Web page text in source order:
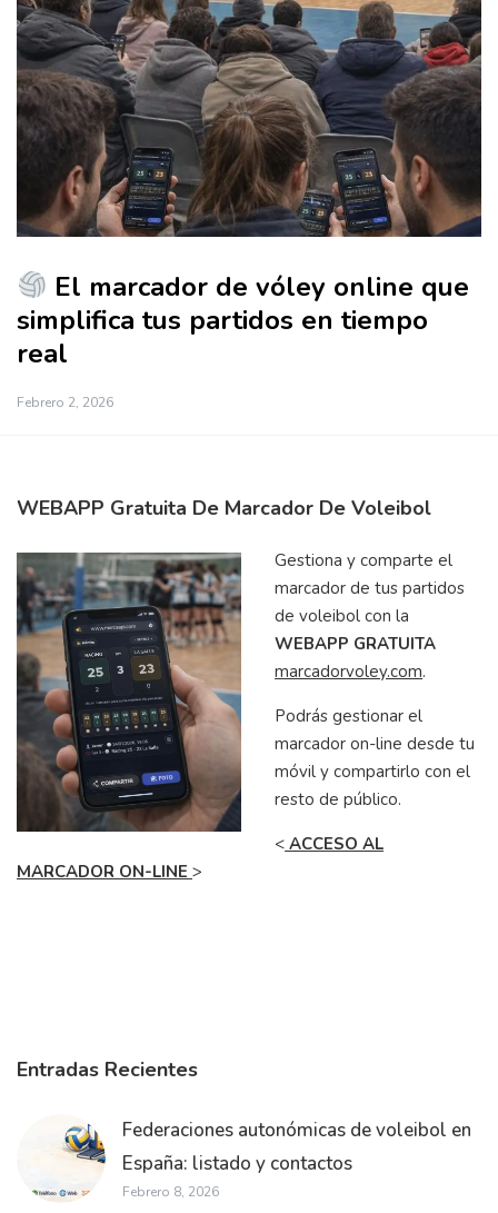
El marcador de vóley online que
simplifica tus partidos en tiempo
real
Febrero 2, 2026
WEBAPP Gratuita De Marcador De Voleibol
Gestiona y comparte el
marcador de tus partidos
de voleibol con la
WEBAPP GRATUITA
marcadorvoley.com.
Podrás gestionar el
marcador on-line desde tu
móvil y compartirlo con el
resto de público.
< ACCESO AL
MARCADOR ON-LINE >
Entradas Recientes
Federaciones autonómicas de voleibol en
España: listado y contactos
Febrero 8, 2026